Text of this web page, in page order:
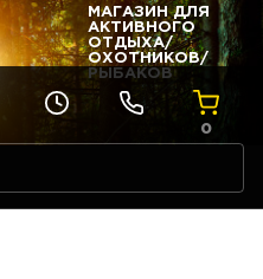
МАГАЗИН ДЛЯ
АКТИВНОГО
ОТДЫХА/
ОХОТНИКОВ/
РЫБАКОВ
0